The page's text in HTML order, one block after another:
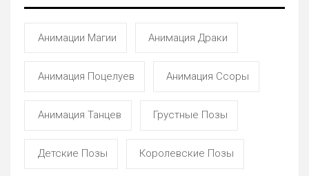
Анимации Магии Анимация Драки
Анимация Поцелуев Анимация Ссоры
Анимация Танцев Грустные Позы
Детские Позы Королевские Позы